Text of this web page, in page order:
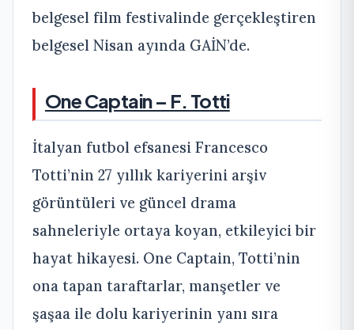
belgesel film festivalinde gerçekleştiren
belgesel Nisan ayında GAİN’de.
One Captain – F. Totti
İtalyan futbol efsanesi Francesco
Totti’nin 27 yıllık kariyerini arşiv
görüntüleri ve güncel drama
sahneleriyle ortaya koyan, etkileyici bir
hayat hikayesi. One Captain, Totti’nin
ona tapan taraftarlar, manşetler ve
şaşaa ile dolu kariyerinin yanı sıra